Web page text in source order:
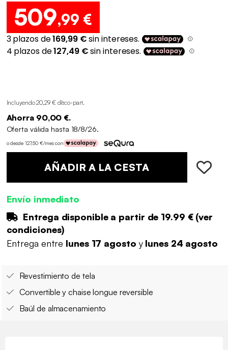
509,99 €
Incluyendo 20,29 € d'éco-part.
Ahorra 90,00 €.
Oferta válida hasta 18/8/26.
o desde 127,50 €/mes con
AÑADIR A LA CESTA
Envío inmediato
Entrega disponible a partir de 19.99 €(ver
condiciones)
Entrega entre lunes 17 agosto y lunes 24 agosto
Revestimiento de tela
Convertible y chaise longue reversible
Baúl de almacenamiento